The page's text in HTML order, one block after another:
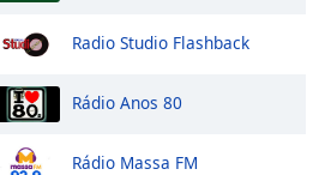
Radio Studio Flashback
Rádio Anos 80
Rádio Massa FM